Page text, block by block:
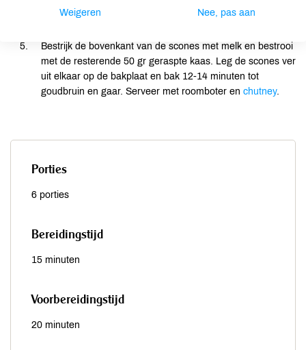
scones uit. Druk de restjes voorzichtig tegen elkaar en
Bestrijk de bovenkant van de scones met melk en bestrooi
met de resterende 50 gr geraspte kaas. Leg de scones ver
uit elkaar op de bakplaat en bak 12-14 minuten tot
goudbruin en gaar. Serveer met roomboter en chutney.
Porties
6 porties
Bereidingstijd
15 minuten
Voorbereidingstijd
20 minuten
Weigeren Nee, pas aan